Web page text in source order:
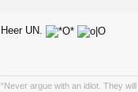
Heer UN.
“Never argue with an idiot. They